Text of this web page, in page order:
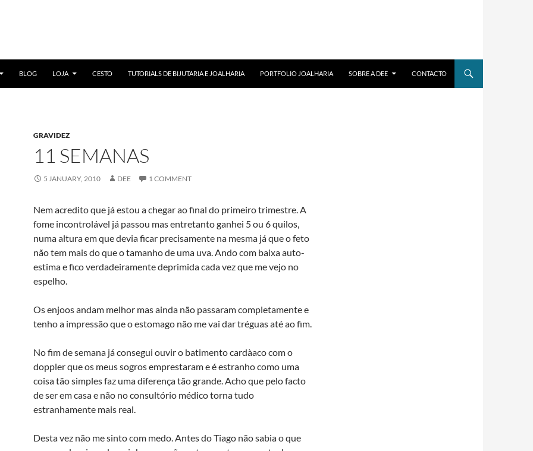
BLOG LOJA CESTO TUTORIALS DE BIJUTARIA E JOALHARIA PORTFOLIO JOALHARIA SOBRE A DEE CONTACTO
GRAVIDEZ
11 SEMANAS
5 JANUARY, 2010 DEE 1 COMMENT
Nem acredito que já estou a chegar ao final do primeiro trimestre. A
fome incontrolável já passou mas entretanto ganhei 5 ou 6 quilos,
numa altura em que devia ficar precisamente na mesma já que o feto
não tem mais do que o tamanho de uma uva. Ando com baixa auto-
estima e fico verdadeiramente deprimida cada vez que me vejo no
espelho.
Os enjoos andam melhor mas ainda não passaram completamente e
tenho a impressão que o estomago não me vai dar tréguas até ao fim.
No fim de semana já consegui ouvir o batimento cardà­aco com o
doppler que os meus sogros emprestaram e é estranho como uma
coisa tão simples faz uma diferença tão grande. Acho que pelo facto
de ser em casa e não no consultório médico torna tudo
estranhamente mais real.
Desta vez não me sinto com medo. Antes do Tiago não sabia o que